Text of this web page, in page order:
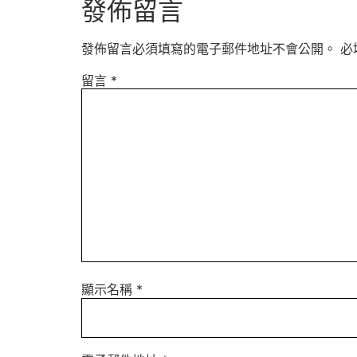
發佈留言
發佈留言必須填寫的電子郵件地址不會公開。 必
留言 *
顯示名稱 *